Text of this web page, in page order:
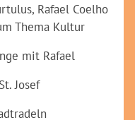
Rafael Coelho
Thema Kultur
mit Rafael
Josef